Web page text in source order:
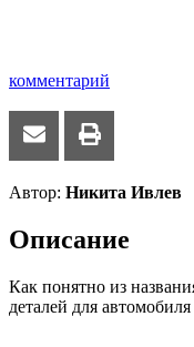
комментарий
Автор: Никита Ивлев
Описание
Как понятно из
деталей для автомобиля